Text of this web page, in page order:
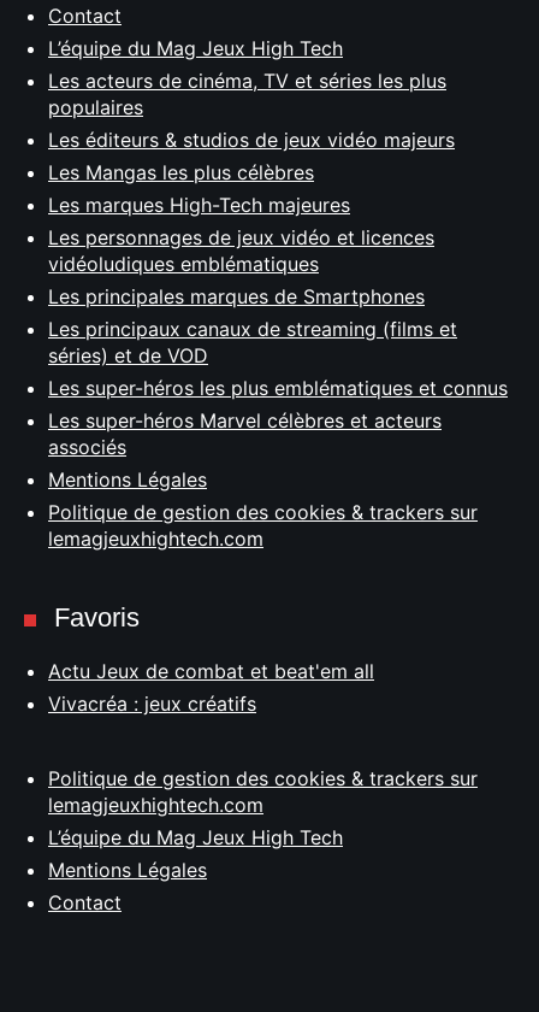
Contact
L’équipe du Mag Jeux High Tech
Les acteurs de cinéma, TV et séries les plus
populaires
Les éditeurs & studios de jeux vidéo majeurs
Les Mangas les plus célèbres
Les marques High-Tech majeures
Les personnages de jeux vidéo et licences
vidéoludiques emblématiques
Les principales marques de Smartphones
Les principaux canaux de streaming (films et
séries) et de VOD
Les super-héros les plus emblématiques et connus
Les super-héros Marvel célèbres et acteurs
associés
Mentions Légales
Politique de gestion des cookies & trackers sur
lemagjeuxhightech.com
Favoris
Actu Jeux de combat et beat'em all
Vivacréa : jeux créatifs
Politique de gestion des cookies & trackers sur
lemagjeuxhightech.com
L’équipe du Mag Jeux High Tech
Mentions Légales
Contact